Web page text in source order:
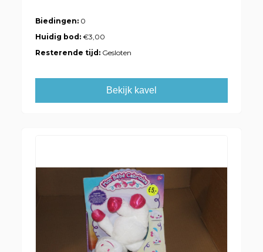
Biedingen: 0
Huidig bod:€3,00
Resterende tijd: Gesloten
Bekijk kavel